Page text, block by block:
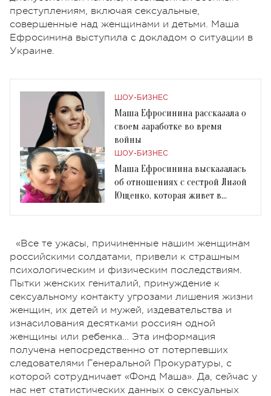
преступлениям, включая сексуальные,
совершенные над женщинами и детьми. Маша
Ефросинина выступила с докладом о ситуации в
Украине.
ШОУ-БИЗНЕС
Маша Ефросинина рассказала о
своем заработке во время
войны
ШОУ-БИЗНЕС
Маша Ефросинина высказалась
об отношениях с сестрой Лизой
Ющенко, которая живет в
«Все те ужасы, причиненные нашим женщинам
российскими солдатами, привели к страшным
психологическим и физическим последствиям.
Пытки женских гениталий, принуждение к
сексуальному контакту угрозами лишения жизни
женщин, их детей и мужей, издевательства и
изнасилования десятками россиян одной
женщины или ребенка… Эта информация
получена непосредственно от потерпевших
следователями Генеральной Прокуратуры, с
которой сотрудничает «Фонд Маша». Да, сейчас у
нас нет статистических данных о сексуальных